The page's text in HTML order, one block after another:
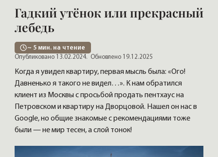
Гадкий утёнок или прекрасный
лебедь
~ 5 мин. на чтение
Опубликовано 13.02.2024. Обновлено 19.12.2025
Когда я увидел квартиру, первая мысль была: «Ого!
Давненько я такого не видел…». К нам обратился
клиент из Москвы с просьбой продать пентхаус на
Петровском и квартиру на Дворцовой. Нашел он нас в
Google, но общие знакомые с рекомендациями тоже
были — не мир тесен, а слой тонок!